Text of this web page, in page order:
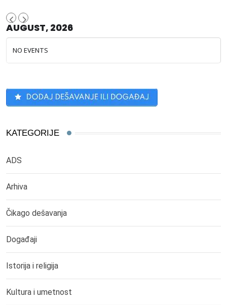
AUGUST, 2026
NO EVENTS
KATEGORIJE
ADS
Arhiva
Čikago dešavanja
Događaji
Istorija i religija
Kultura i umetnost